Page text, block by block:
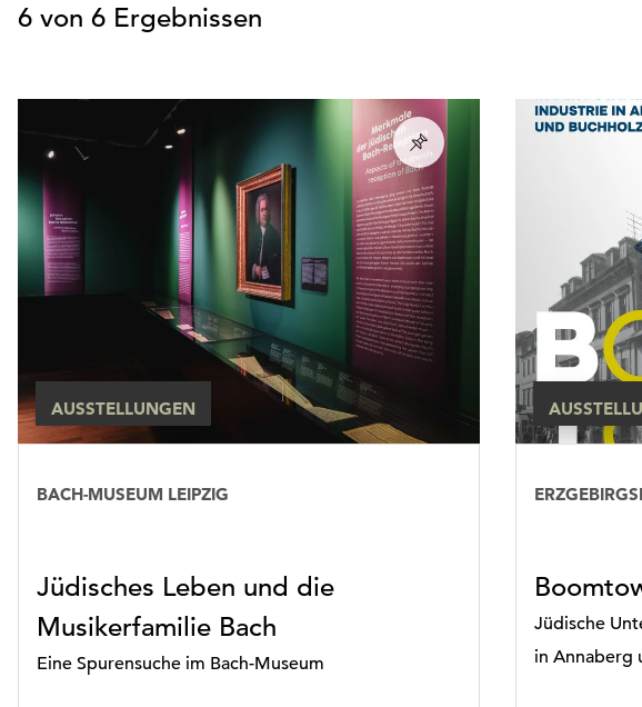
6 von 6 Ergebnissen
BACH-MUSEUM LEIPZIG
Jüdisches Leben und die
Musikerfamilie Bach
Eine Spurensuche im Bach-Museum
Ausstellungen
AUSSTELLUNGEN
Jüdische
in Annaberg